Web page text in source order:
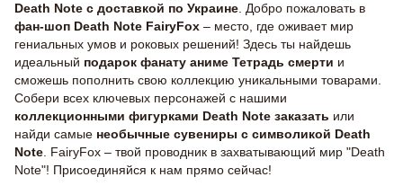
Death Note с доставкой по Украине . Добро пожаловать в
фан-шоп Death Note FairyFox – место, где оживает мир
гениальных умов и роковых решений! Здесь ты найдешь
идеальный подарок фанату аниме Тетрадь смерти и
сможешь пополнить свою коллекцию уникальными товарами.
Собери всех ключевых персонажей с нашими
коллекционными фигурками Death Note заказать или
найди самые необычные сувениры с символикой Death
Note . FairyFox – твой проводник в захватывающий мир "Death
Note"! Присоединяйся к нам прямо сейчас!